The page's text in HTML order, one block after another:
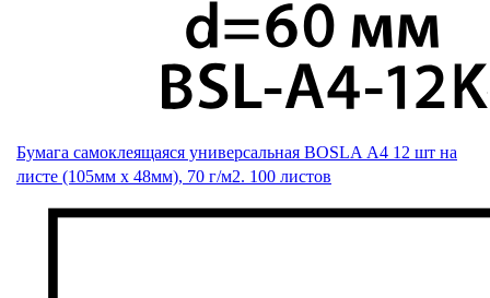
Бумага самоклеящаяся универсальная BOSLA А4 12 шт на
листе (105мм х 48мм), 70 г/м2. 100 листов